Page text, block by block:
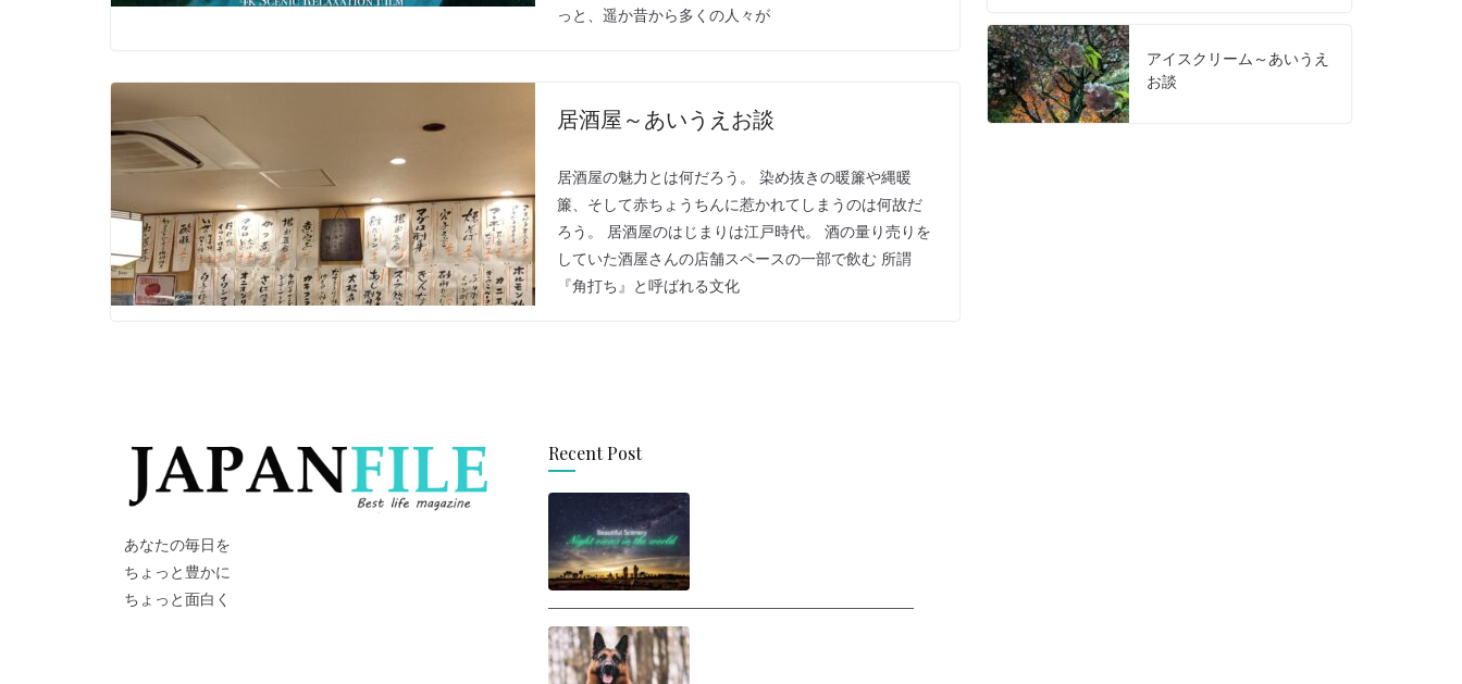
っと、遥か昔から多くの人々が
居酒屋～あいうえお談
居酒屋の魅力とは何だろう。 染め抜きの暖簾や縄暖
簾、そして赤ちょうちんに惹かれてしまうのは何故だ
ろう。 居酒屋のはじまりは江戸時代。 酒の量り売りを
していた酒屋さんの店舗スペースの一部で飲む 所謂
『角打ち』と呼ばれる文化
アイスクリーム～あいうえ
お談
あなたの毎日を
ちょっと豊かに
ちょっと面白く
Recent Post